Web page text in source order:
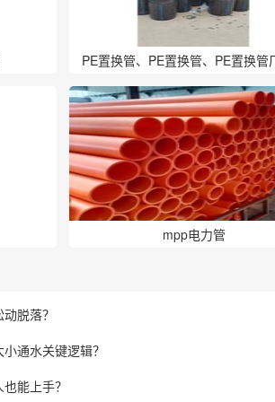
PE置换管、PE置换管、PE置换管
PE管厂家
mpp电力管
脱落？
通水关键逻辑？
能上手？